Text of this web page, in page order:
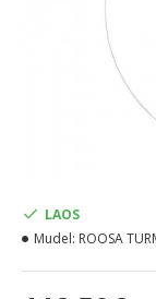
LAOS
Mudel: ROOSA